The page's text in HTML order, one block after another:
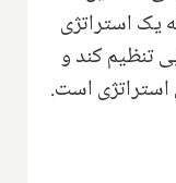
یک استراتژی
تنظیم کند و
استراتژی است.